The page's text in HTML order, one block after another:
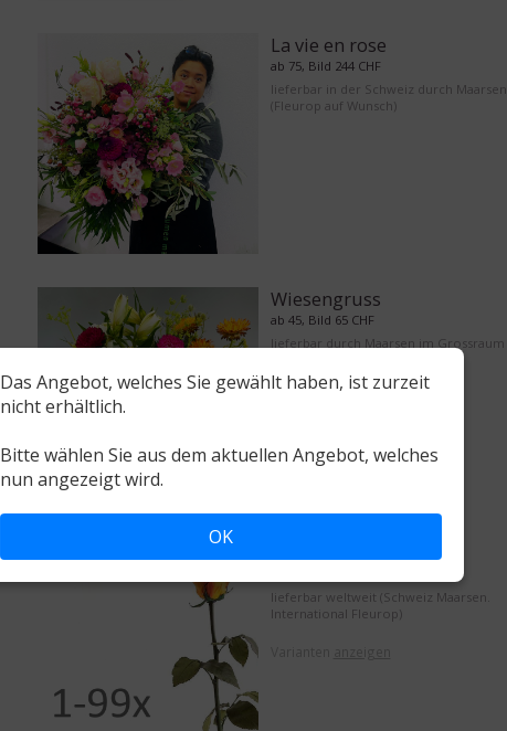
La vie en rose
ab 75, Bild 244 CHF
lieferbar in der Schweiz durch Maarsen
(Fleurop auf Wunsch)
Wiesengruss
ab 45, Bild 65 CHF
lieferbar durch Maarsen im Grossraum
lieferbar weltweit (Schweiz Maarsen.
International Fleurop)
Das Angebot, welches Sie gewählt haben, ist zurzeit
nicht erhältlich.
Bitte wählen Sie aus dem aktuellen Angebot, welches
nun angezeigt wird.
OK